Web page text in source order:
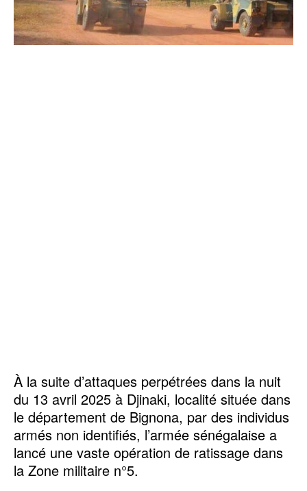
À la suite d’attaques perpétrées dans la nuit
du 13 avril 2025 à Djinaki, localité située dans
le département de Bignona, par des individus
armés non identifiés, l’armée sénégalaise a
lancé une vaste opération de ratissage dans
la Zone militaire n°5.